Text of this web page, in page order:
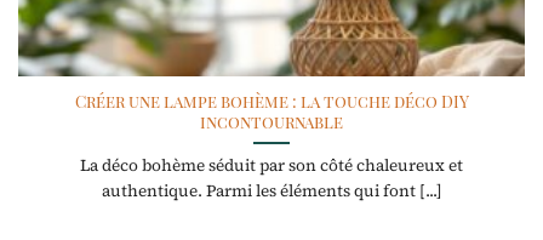
Créer une lampe bohème : la touche déco DIY
incontournable
La déco bohème séduit par son côté chaleureux et
authentique. Parmi les éléments qui font [...]